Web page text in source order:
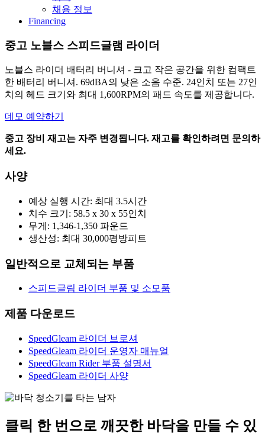
채용 정보
Financing
중고 노블스 스피드글램 라이더
노블스 라이더 배터리 버니셔 - 크고 작은 공간을 위한 컴팩트
한 배터리 버니셔. 69dBA의 낮은 소음 수준. 24인치 또는 27인
치의 헤드 크기와 최대 1,600RPM의 패드 속도를 제공합니다.
데모 예약하기
중고 장비 재고는 자주 변경됩니다. 재고를 확인하려면 문의하
세요.
사양
예상 실행 시간: 최대 3.5시간
치수 크기: 58.5 x 30 x 55인치
무게: 1,346-1,350 파운드
생산성: 최대 30,000평방피트
일반적으로 교체되는 부품
스피드글림 라이더 부품 및 소모품
제품 다운로드
SpeedGleam 라이더 브로셔
SpeedGleam 라이더 운영자 매뉴얼
SpeedGleam Rider 부품 설명서
SpeedGleam 라이더 사양
클릭 한 번으로 깨끗한 바닥을 만들 수 있